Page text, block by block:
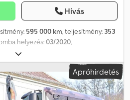
Hívás
595 000 km, teljesítmény: 353
helyezés:03/2020,
(TÜV):03/2026, fékek:retarder, szín:
, kibocsátási osztály: Euro 6, Gyártási
légkondicionálás, navigációs
állapot, 3 fokozatú retarder,
Apróhirdetés